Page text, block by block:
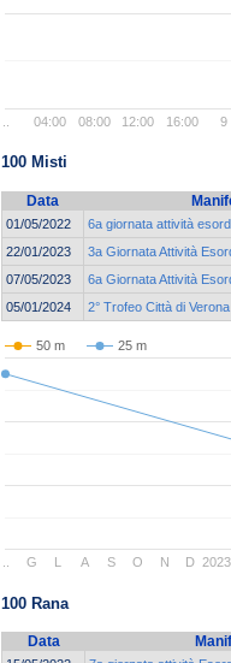
9
04:00 08:00 12:00 16:00
100 Misti
Data
01/05/2022
6a giornata attività
22/01/2023
3a Giornata Attività
07/05/2023
6a Giornata Attività
05/01/2024
2° Trofeo Città di
50 m 25 m
2023
G L A S O N D
100 Rana
Data